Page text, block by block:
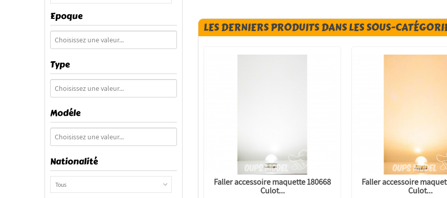
Epoque
Type
Modéle
Nationalité
Tous
LES DERNIERS PRODUITS DANS LES SOUS-
Faller accessoire maquette 180668
Culot...
Faller accessoire
Culot...